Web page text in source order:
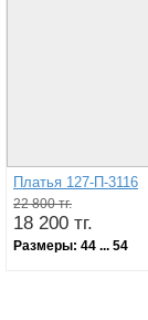
Платья 127-П-3116
22 800 тг.
18 200 тг.
Размеры: 44 ... 54